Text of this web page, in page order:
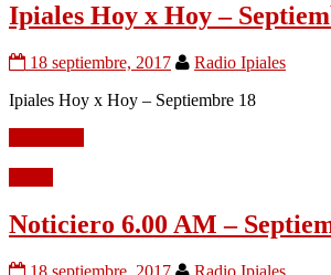
Ipiales Hoy x Hoy –
18 septiembre, 2017
Radio Ipiales
Ipiales Hoy x Hoy – Septiembre 18
Noticiero 6.00 AM –
18 septiembre, 2017
Radio Ipiales